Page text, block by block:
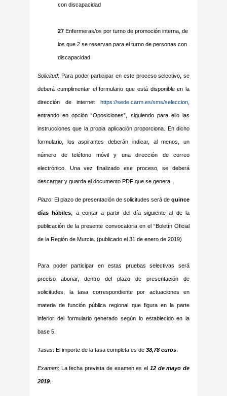
con discapacidad
27 Enfermeras/os por turno de promoción interna, de
los que 2 se reservan para el turno de personas con
discapacidad
Solicitud: Para poder participar en este proceso selectivo, se
deberá cumplimentar el formulario que está disponible en la
dirección de internet https://sede.carm.es/sms/seleccion
entrando en opción “Oposiciones”, siguiendo para ello las
instrucciones que la propia aplicación proporciona. En dicho
formulario, los aspirantes deberán indicar, al menos, un
número de teléfono móvil y una dirección de correo
electrónico. Una vez finalizado ese proceso, se deberá
descargar y guarda el documento PDF que se genera.
Plazo: El plazo de presentación de solicitudes será de quince
días hábiles , a contar a partir del día siguiente al de la
publicación de la presente convocatoria en el “Boletín Oficial
de la Región de Murcia. (publicado el 31 de enero de 2019)
Para poder participar en estas pruebas selectivas será
preciso abonar, dentro del plazo de presentación de
solicitudes, la tasa correspondiente por actuaciones en
materia de función pública regional que figura en la parte
inferior del formulario generado según lo establecido en la
base 5.
Tasas: El importe de la tasa completa es de 38,78 euros
Examen: La fecha prevista de examen es el 12 de mayo de
2019